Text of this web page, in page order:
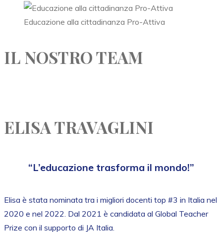
Educazione alla cittadinanza Pro-Attiva
IL NOSTRO TEAM
ELISA TRAVAGLINI
“L’educazione trasforma il mondo!”
Elisa è stata nominata tra i migliori docenti top #3 in Italia nel
2020 e nel 2022. Dal 2021 è candidata al Global Teacher
Prize con il supporto di JA Italia.